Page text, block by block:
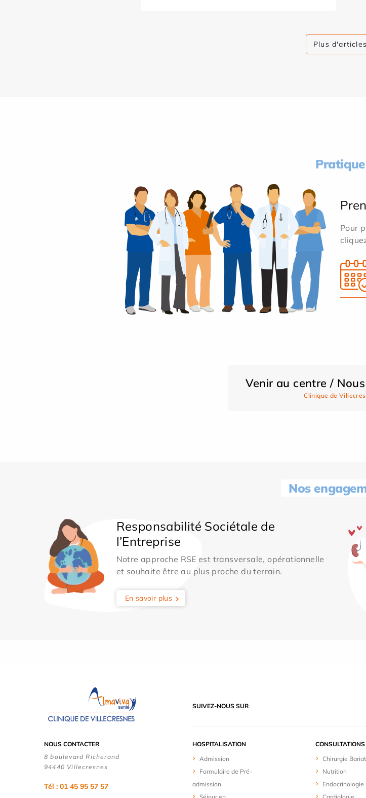
Plus d'articles
Pratique
Pour
Venir au centre /
Clinique de
Nos
Responsabilité Sociétale de
l’Entreprise
Notre approche RSE est transversale, opérationnelle
et souhaite être au plus proche du terrain.
En savoir plus
SUIVEZ-NOUS SUR
NOUS CONTACTER
8 boulevard Richerand
94440 Villecresnes
Tél : 01 45 95 57 57
HOSPITALISATION
Admission
Formulaire de Pré-
admission
CONSULTATIONS
Chirurgie
Nutrition
Endocrinologie